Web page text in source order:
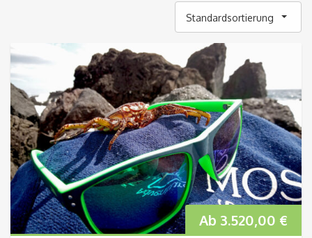
Standardsortierung
Ab 3.520,00 €